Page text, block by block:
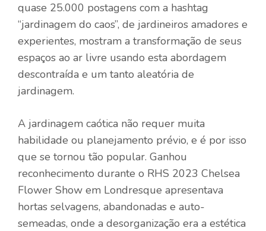
quase 25.000 postagens com a hashtag
“jardinagem do caos”, de jardineiros amadores e
experientes, mostram a transformação de seus
espaços ao ar livre usando esta abordagem
descontraída e um tanto aleatória de
jardinagem.
A jardinagem caótica não requer muita
habilidade ou planejamento prévio, e é por isso
que se tornou tão popular. Ganhou
reconhecimento durante o RHS 2023 Chelsea
Flower Show em Londresque apresentava
hortas selvagens, abandonadas e auto-
semeadas, onde a desorganização era a estética